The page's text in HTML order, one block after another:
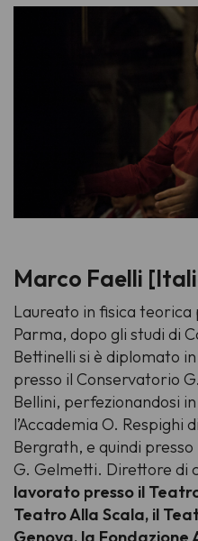
Marco Faelli
Laureato in fisica teorica
Parma, dopo gli studi di
Bettinelli si è diplomato
presso il Conservatorio
Bellini, perfezionandosi
l’Accademia O. Respighi
Bergrath, e quindi
G. Gelmetti. Direttore di
lavorato presso il
Teatro Alla Scala, il
Genova, la Fondazione